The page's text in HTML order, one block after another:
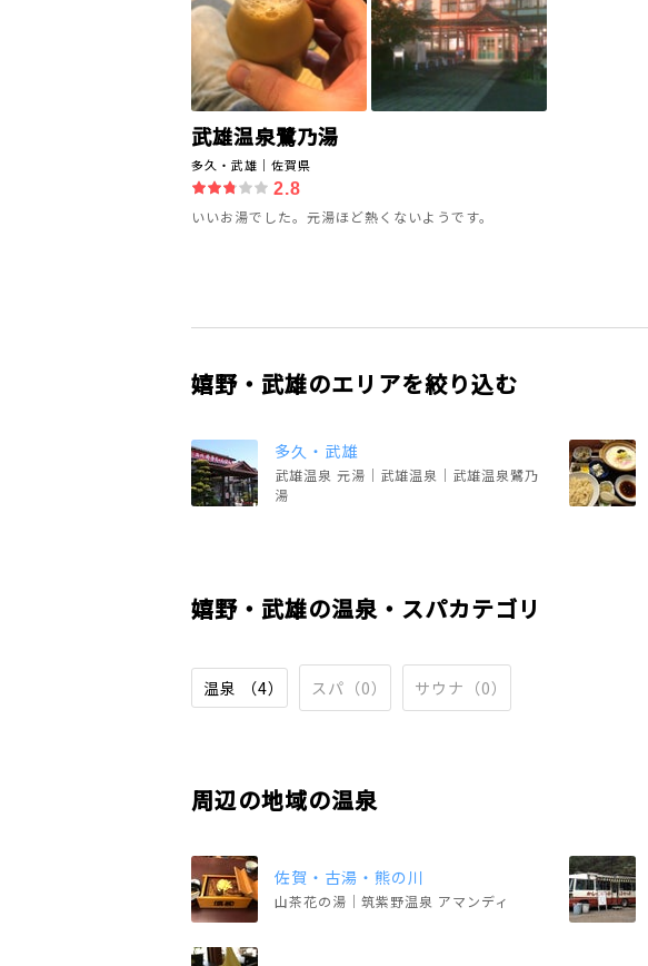
武雄温泉鷺乃湯
多久・武雄｜佐賀県
2.8
いいお湯でした。元湯ほど熱くないようです。
嬉野・武雄のエリアを絞り込む
多久・武雄
武雄温泉 元湯｜武雄温泉｜武雄温泉鷺乃
湯
嬉野・武雄の温泉・スパカテゴリ
温泉 （4） スパ（0） サウナ（0）
周辺の地域の温泉
佐賀・古湯・熊の川
山茶花の湯｜筑紫野温泉 アマンディ